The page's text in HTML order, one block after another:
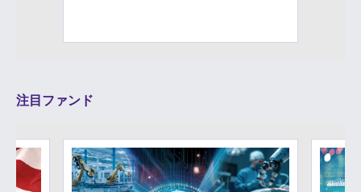
注目ファンド